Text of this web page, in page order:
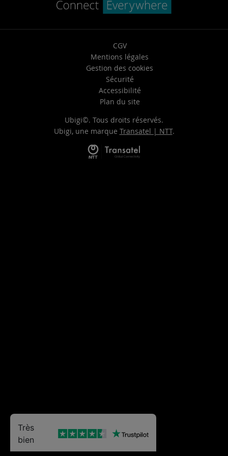
CGV
Mentions légales
Gestion des cookies
Sécurité
Accessibilité
Plan du site
Ubigi©. Tous droits réservés.
Ubigi, une marque Transatel | NTT.
Très
bien